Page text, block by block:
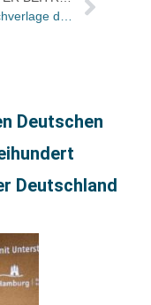
Deutschen
Deutschland